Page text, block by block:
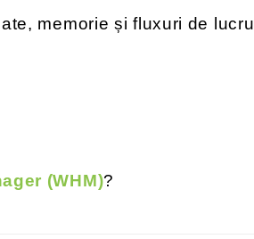
memorie și fluxuri de lucru
(WHM)?